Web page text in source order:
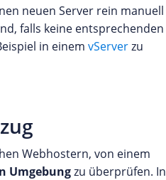
neuen Server rein manuell
falls keine entsprechenden
in einem vServerzu
Webhostern, von einem
Umgebungzu überprüfen. In